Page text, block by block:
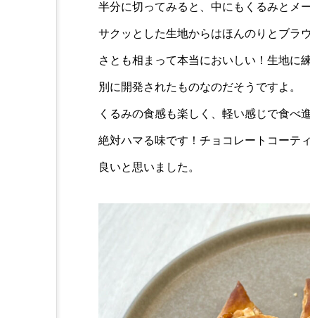
半分に切ってみると、中にもくるみとメ
サクッとした生地からはほんのりとブラ
さとも相まって本当においしい！生地に
別に開発されたものなのだそうですよ。
くるみの食感も楽しく、軽い感じで食べ
絶対ハマる味です！チョコレートコーテ
良いと思いました。